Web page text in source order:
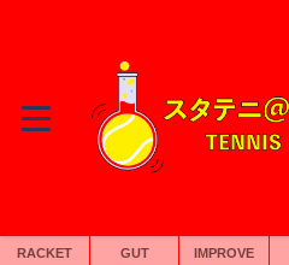
RACKET GUT IMPROVE